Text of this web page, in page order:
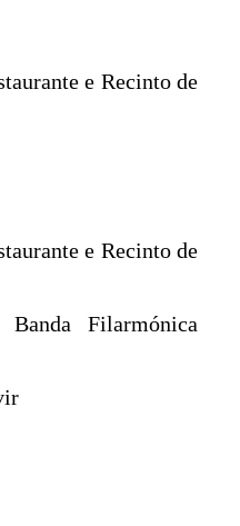
e Recinto de
e Recinto de
Filarmónica